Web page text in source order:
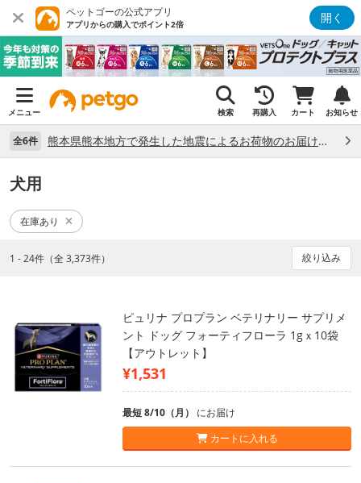
ペットゴーの公式アプリ
アプリからの購入でポイント2倍 開く
メニュー 検索 再購入 カート お知らせ
全6件 熊本県熊本地方で発生した地震によるお荷物のお届け状況について （7/28）
犬用
在庫あり
1 - 24件（全 3,373件） 絞り込み
ピュリナ プロプラン ベテリナリー サプリメ
ント ドッグ フォーティフローラ 1gｘ10袋
【アウトレット】
¥1,531
最短 8/10（月） にお届け
カートに入れる